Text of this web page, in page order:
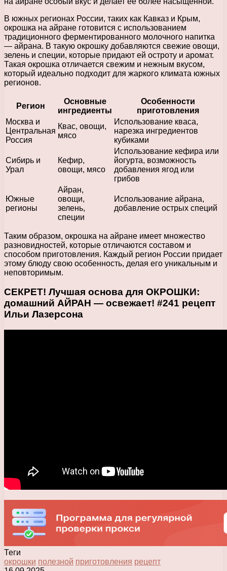
В южных регионах России, таких как Кавказ и Крым,
окрошка на айране готовится с использованием
традиционного ферментированного молочного напитка
— айрана. В такую окрошку добавляются свежие овощи,
зелень и специи, которые придают ей остроту и аромат.
Такая окрошка отличается свежим и нежным вкусом,
который идеально подходит для жаркого климата южных
регионов.
Регион
Основные
ингредиенты
Особенности
приготовления
Москва и
Центральная
Россия
Квас, овощи,
мясо
Использование кваса,
нарезка ингредиентов
кубиками
Сибирь и
Урал
Кефир,
овощи, мясо
Использование кефира или
йогурта, возможность
добавления ягод или
грибов
Южные
регионы
Айран,
овощи,
зелень,
специи
Использование айрана,
добавление острых специй
Таким образом, окрошка на айране имеет множество
разновидностей, которые отличаются составом и
способом приготовления. Каждый регион России придает
этому блюду свою особенность, делая его уникальным и
неповторимым.
СЕКРЕТ! Лучшая основа для ОКРОШКИ:
домашний АЙРАН — освежает! #241 рецепт
Ильи Лазерсона
Теги
окрошки полезной приготовления рецепт